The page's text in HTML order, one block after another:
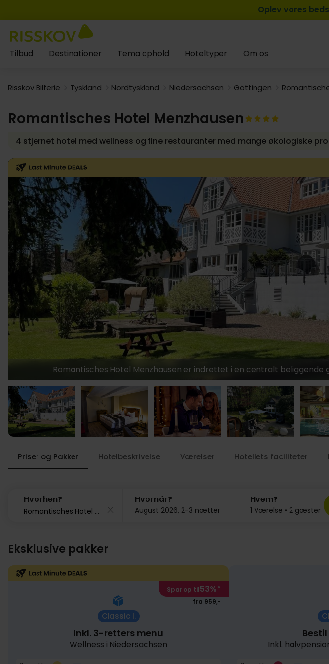
Oplev vores
Tilbud Destinationer Tema ophold Hoteltyper Om os
Risskov Bilferie Tyskland Nordtyskland Niedersachsen Göttingen
Romantisches Hotel Menzhausen
4 stjernet hotel med wellness og fine restauranter med mange økologiske
Romantisches Hotel Menzhausen er indrettet i en centralt beliggende
469,-
Priser og Pakker Hotelbeskrivelse Værelser Hotellets faciliteter
Hvorhen? Hvornår?
August 2026, 2-3 nætter
Hvem?
1 Værelse • 2 gæster
Eksklusive pakker
Spar op til53%*
fra 959,-
Classic I.
Inkl. 3-retters menu
Wellness i Niedersachsen
Bestil
Inkl.